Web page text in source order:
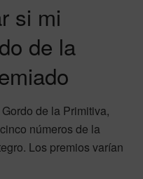
si mi
de la
de la Primitiva,
números de la
Los premios varían